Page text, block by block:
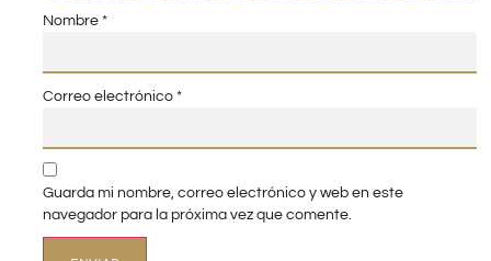
Nombre *
Correo electrónico *
Guarda mi nombre, correo electrónico y web en este
navegador para la próxima vez que comente.